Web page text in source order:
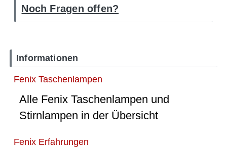
Noch Fragen offen?
Informationen
Fenix Taschenlampen
Alle Fenix Taschenlampen und
Stirnlampen in der Übersicht
Fenix Erfahrungen